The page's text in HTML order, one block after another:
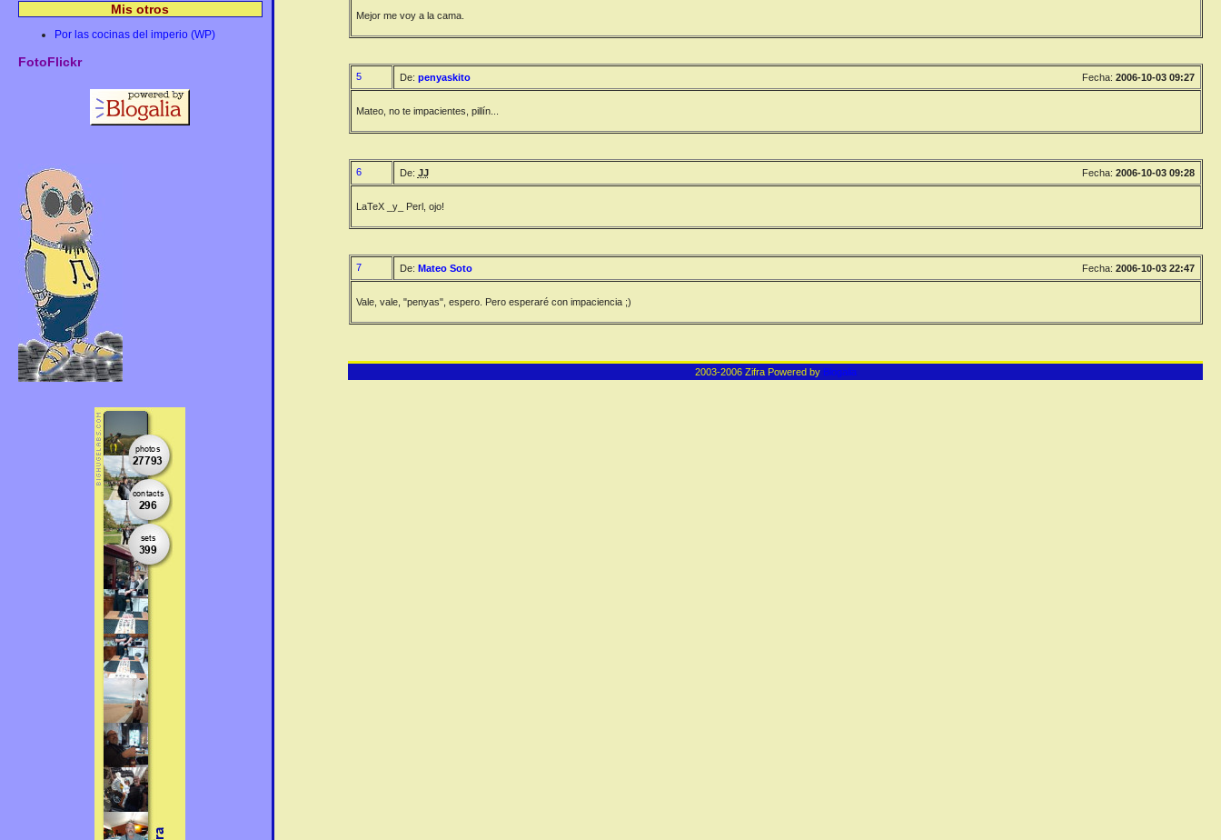
Mejor me voy a la cama.
5 De: penyaskito Fecha: 2006-10-03 09:27
Mateo, no te impacientes, pillín...
6 De: JJ Fecha: 2006-10-03 09:28
LaTeX _y_ Perl, ojo!
7 De: Mateo Soto Fecha: 2006-10-03 22:47
Vale, vale, "penyas", espero. Pero esperaré con impaciencia ;)
Mis otros
Por las cocinas del imperio (WP)
FotoFlickr
2003-2006 Zifra Powered by Blogalia